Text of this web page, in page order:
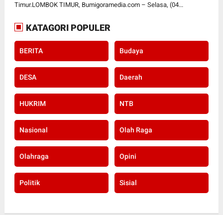
Timur.LOMBOK TIMUR, Bumigoramedia.com – Selasa, (04...
KATAGORI POPULER
BERITA Budaya
DESA Daerah
HUKRIM NTB
Nasional Olah Raga
Olahraga Opini
Politik Sisial